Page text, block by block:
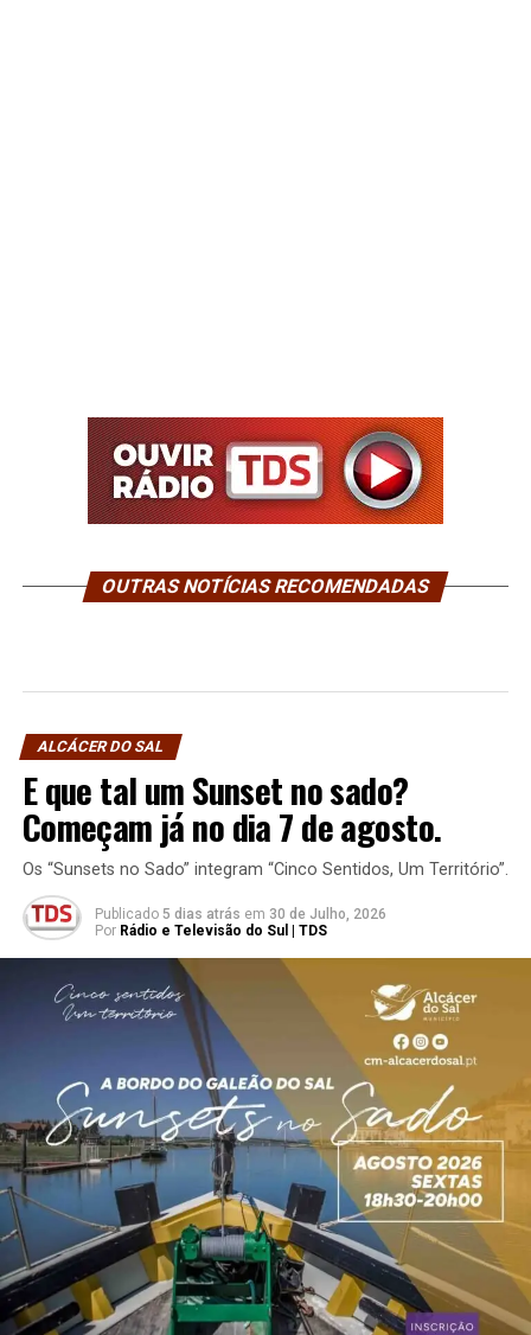
OUTRAS NOTÍCIAS RECOMENDADAS
ALCÁCER DO SAL
E que tal um Sunset no sado?
Começam já no dia 7 de agosto.
Os “Sunsets no Sado” integram “Cinco Sentidos, Um Território”.
Publicado 5 dias atrás em 30 de Julho, 2026
Por Rádio e Televisão do Sul | TDS